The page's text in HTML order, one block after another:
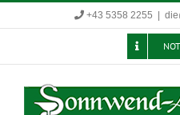
+43 5358 2255